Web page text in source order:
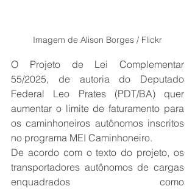
Imagem de Alison Borges / Flickr
O Projeto de Lei Complementar
55/2025, de autoria do Deputado
Federal Leo Prates (PDT/BA) quer
aumentar o limite de faturamento para
os caminhoneiros autônomos inscritos
no programa MEI Caminhoneiro.
De acordo com o texto do projeto, os
transportadores autônomos de cargas
enquadrados como